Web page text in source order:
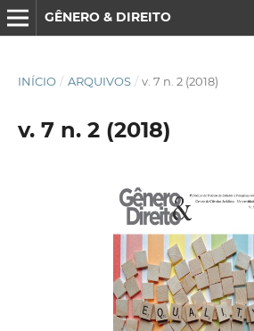
GÊNERO & DIREITO
INÍCIO / ARQUIVOS / v. 7 n. 2 (2018)
v. 7 n. 2 (2018)